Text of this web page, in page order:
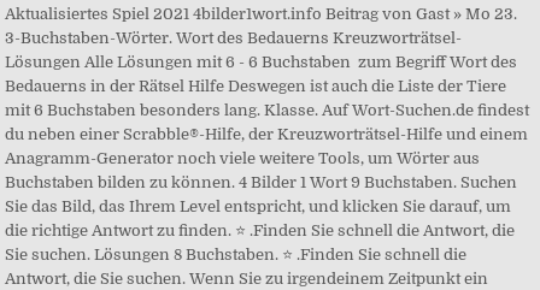
Aktualisiertes Spiel 2021 4bilder1wort.info Beitrag von Gast » Mo 23.
3-Buchstaben-Wörter. Wort des Bedauerns Kreuzworträtsel-
Lösungen Alle Lösungen mit 6 - 6 Buchstaben ️ zum Begriff Wort des
Bedauerns in der Rätsel Hilfe Deswegen ist auch die Liste der Tiere
mit 6 Buchstaben besonders lang. Klasse. Auf Wort-Suchen.de findest
du neben einer Scrabble®-Hilfe, der Kreuzworträtsel-Hilfe und einem
Anagramm-Generator noch viele weitere Tools, um Wörter aus
Buchstaben bilden zu können. 4 Bilder 1 Wort 9 Buchstaben. Suchen
Sie das Bild, das Ihrem Level entspricht, und klicken Sie darauf, um
die richtige Antwort zu finden. ⭐ .Finden Sie schnell die Antwort, die
Sie suchen. Lösungen 8 Buchstaben. ⭐ .Finden Sie schnell die
Antwort, die Sie suchen. Wenn Sie zu irgendeinem Zeitpunkt ein